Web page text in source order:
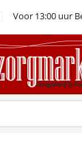
Voor 13:00 uur